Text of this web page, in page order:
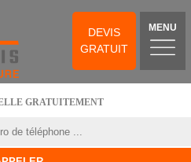
DEVIS
GRATUIT
MENU
GRATUITEMENT